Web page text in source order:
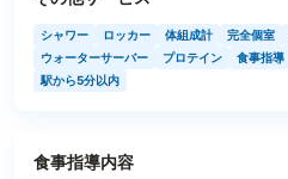
シャワー ロッカー 体組成計 完全個室
ウォーターサーバー
プロテイン 食事指導
駅から5分以内
食事指導内容